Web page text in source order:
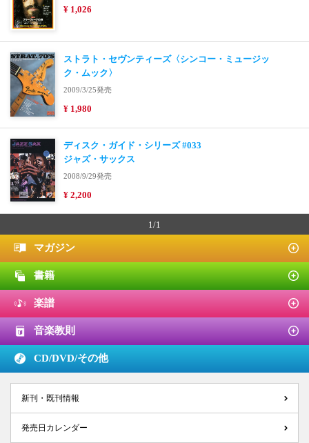
¥ 1,026
ストラト・セヴンティーズ〈シンコー・ミュージッ
ク・ムック〉
2009/3/25発売
¥ 1,980
ディスク・ガイド・シリーズ #033
ジャズ・サックス
2008/9/29発売
¥ 2,200
1/1
マガジン
書籍
楽譜
音楽教則
CD/DVD/その他
新刊・既刊情報
発売日カレンダー